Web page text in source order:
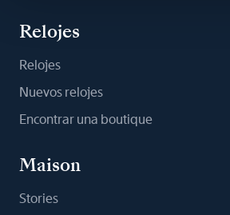
Relojes
Relojes
Nuevos relojes
Encontrar una boutique
Maison
Stories